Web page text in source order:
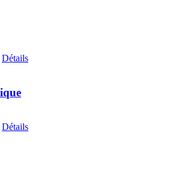
Détails
Détails